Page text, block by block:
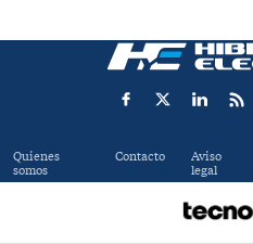
Quienes
somos
Contacto Aviso
legal